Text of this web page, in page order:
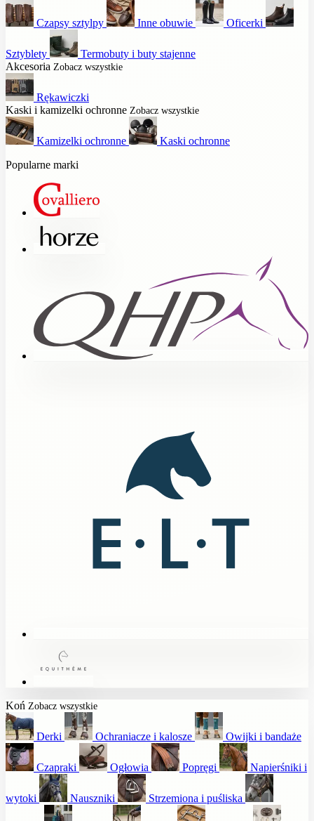
Czapsy sztylpy Inne obuwie Oficerki
Sztyblety
Termobuty i buty stajenne
Akcesoria Zobacz wszystkie
Rękawiczki
Kaski i kamizelki ochronne Zobacz wszystkie
Kamizelki ochronne
Kaski ochronne
Popularne marki
Koń Zobacz wszystkie
Derki Ochraniacze i kalosze Owijki i bandaże
Czapraki Ogłowia Popręgi Napierśniki i
wytoki Nauszniki Strzemiona i puśliska